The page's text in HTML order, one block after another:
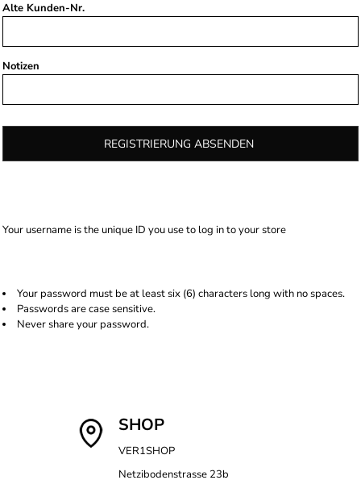
Alte Kunden-Nr.
Notizen
REGISTRIERUNG ABSENDEN
Your username is the unique ID you use to log in to your store
Your password must be at least six (6) characters long with no spaces.
Passwords are case sensitive.
Never share your password.
SHOP
VER1SHOP
Netzibodenstrasse 23b